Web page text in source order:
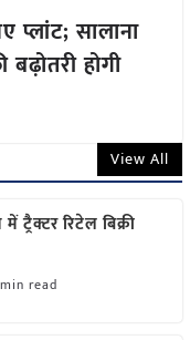
प्लांट; सालाना
बढ़ोतरी होगी
View All
रिटेल बिक्री
read